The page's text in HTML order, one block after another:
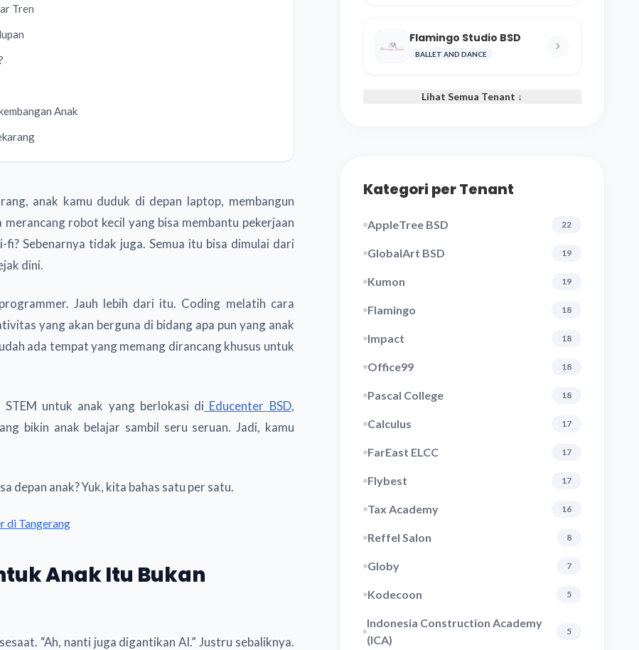
Tren
Anak
anak kamu duduk di depan laptop, membangun
robot kecil yang bisa membantu pekerjaan
Sebenarnya tidak juga. Semua itu bisa dimulai dari
dini.
Jauh lebih dari itu. Coding melatih cara
yang akan berguna di bidang apa pun yang anak
ada tempat yang memang dirancang khusus untuk
STEM untuk anak yang berlokasi di Educenter BSD,
bikin anak belajar sambil seru seruan. Jadi, kamu
depan anak? Yuk, kita bahas satu per satu.
di Tangerang
Anak Itu Bukan
“Ah, nanti juga digantikan AI.” Justru sebaliknya.
Flamingo Studio BSD
BALLET AND DANCE
Lihat Semua Tenant ↓
Kategori per Tenant
AppleTree BSD 22
GlobalArt BSD 19
Kumon 19
Flamingo 18
Impact 18
Office99 18
Pascal College 18
Calculus 17
FarEast ELCC 17
Flybest 17
Tax Academy 16
Reffel Salon 8
Globy 7
Kodecoon 5
Indonesia Construction Academy
(ICA)
5